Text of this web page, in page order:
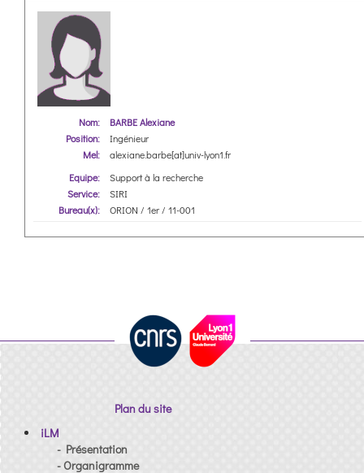
Nom:
BARBE Alexiane
Position:
Ingénieur
Mel:
alexiane.barbe[at]univ-lyon1.fr
Equipe:
Support à la recherche
Service:
SIRI
Bureau(x):
ORION / 1er / 11-001
Plan du site
iLM
- Présentation
- Organigramme